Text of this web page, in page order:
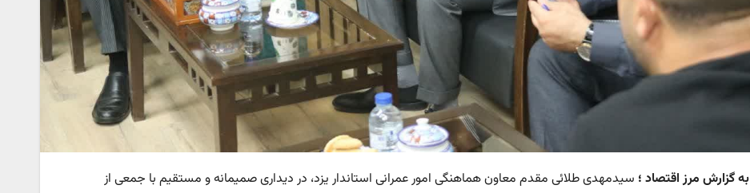
به گزارش مرز اقتصاد ؛ سیدمهدی طلائی مقدم معاون هماهنگی امور عمرانی استاندار یزد، در دیداری صمیمانه و مستقیم با جمعی از